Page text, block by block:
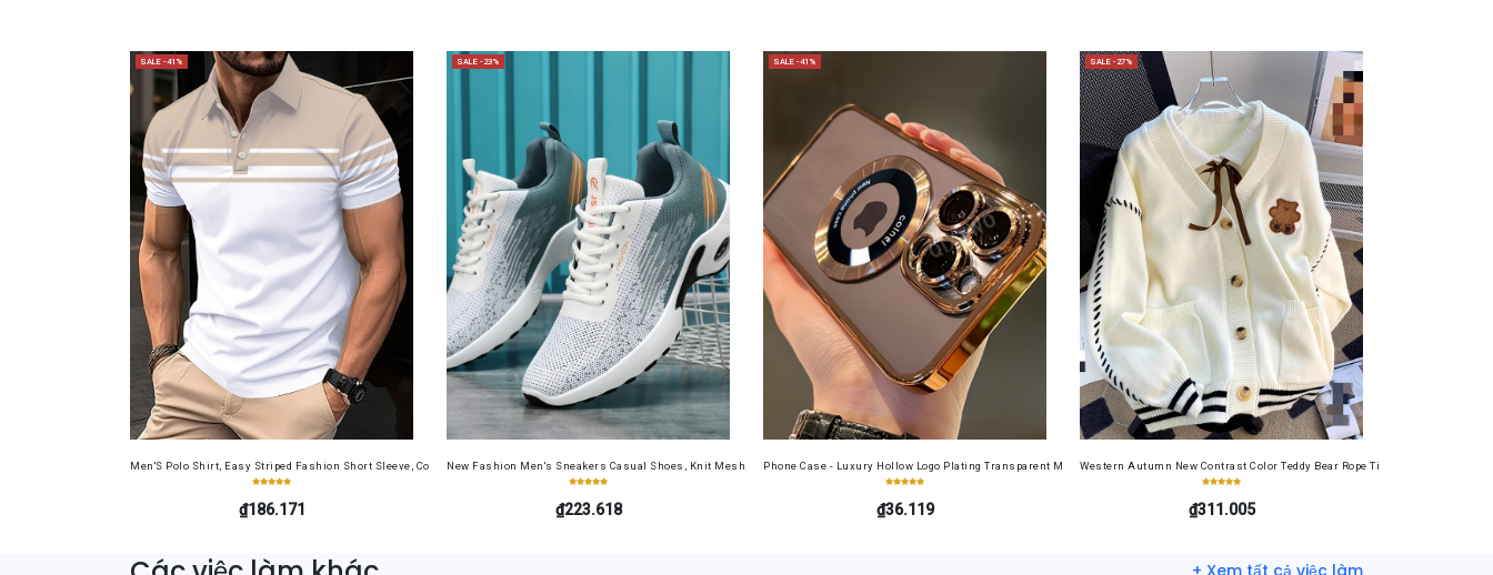
SALE -41%
Men'S Polo Shirt, Easy Striped Fashion Short Sleeve, Comfortable Outdoor Athletic Top
₫186.171
SALE -23%
New Fashion Men's Sneakers Casual Shoes, Knit Mesh, Comfortable and Breathable, Lace-Up Running Shoes, Lightweight
₫223.618
SALE -41%
Phone Case - Luxury Hollow Logo Plating Transparent Magnetic Wireless Charging Phone Case for Iphone 11/12/13/14/15/16 Pro Max
₫36.119
SALE -27%
Western Autumn New Contrast Color Teddy Bear Rope Tie Cardigan Sweater
₫311.005
+ Xem tất cả việc làm